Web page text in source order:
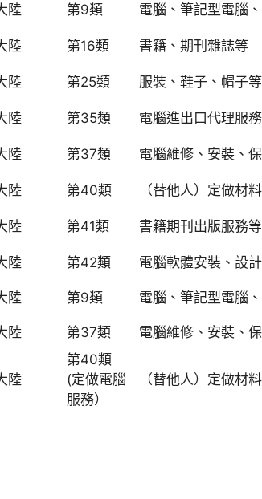
陸
第9類 電腦、筆記型電腦
陸 第16類 書籍、期刊雜誌等
陸 第25類 服裝、鞋子、帽子等
陸 第35類 電腦進出口代理服
陸 第37類 電腦維修、安裝、
陸 第40類 （替他人）定做材
陸 第41類 書籍期刊出版服務等
陸 第42類 電腦軟體安裝、設
陸 第9類 電腦、筆記型電腦
陸 第37類 電腦維修、安裝、
陸
第40類
(定做電腦
服務）
（替他人）定做材